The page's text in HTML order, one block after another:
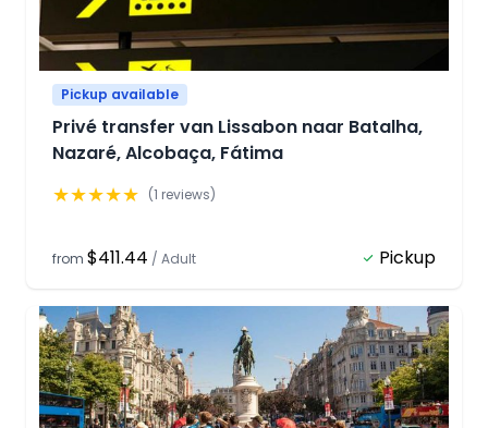
Pickup available
Privé transfer van Lissabon naar Batalha,
Nazaré, Alcobaça, Fátima
★★★★★ (1 reviews)
from $411.44 / Adult Pickup